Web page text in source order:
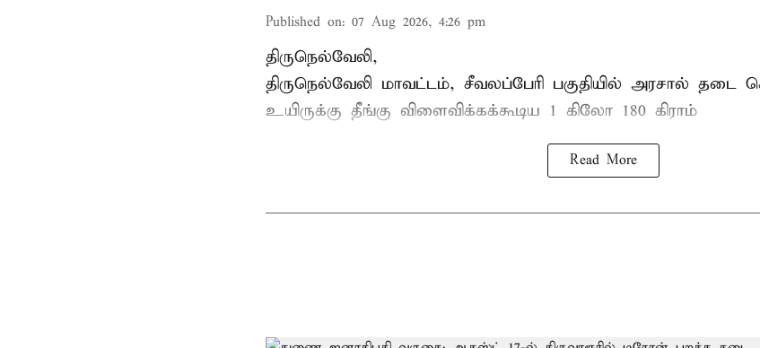
Published on: 07 Aug 2026, 4:26 pm
திருநெல்வேலி,
திருநெல்வேலி மாவட்டம், சீவலப்பேரி பகுதியில் அரசால் தடை
உயிருக்கு தீங்கு விளைவிக்கக்கூடிய 1 கிலோ 180 கிராம்
Read More